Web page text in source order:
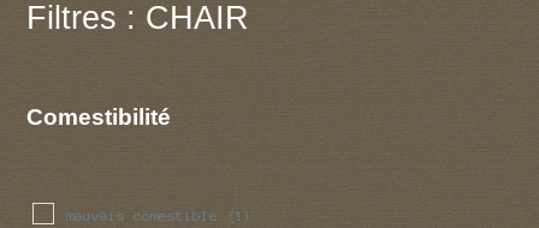
Filtres : CHAIR
Comestibilité
mauvais comestible (1)